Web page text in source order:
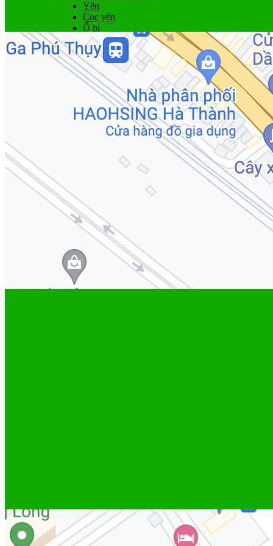
Yên
Cọc yên
Ổ bi
Phụ tùng khác
Khuyến mãi
Dịch vụ
Bảo dưỡng
Góc kỹ thuật
Chưa có sản phẩm trong giỏ hàng.